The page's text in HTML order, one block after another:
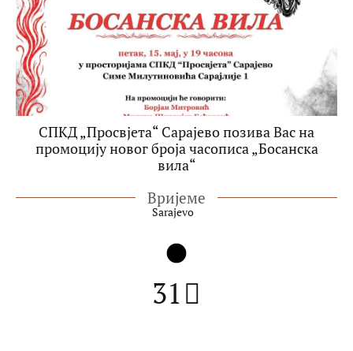
СПКД „Просвјета“ Сарајево позива Вас на
промоцију новог броја часописа „Босанска
вила“
Вријеме
Sarajevo
31